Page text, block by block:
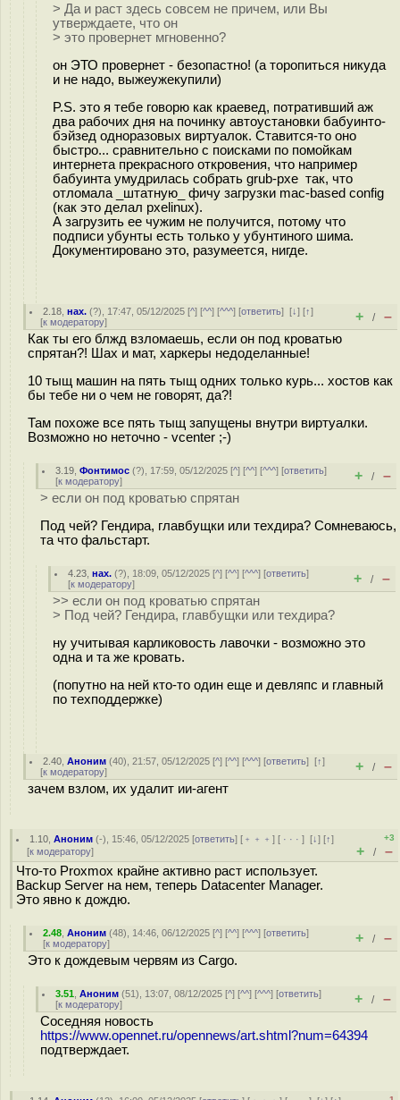
> Да и раст здесь совсем не причем, или Вы
утверждаете, что он
> это провернет мгновенно?
он ЭТО провернет - безопастно! (а торопиться никуда
и не надо, выжеужекупили)
P.S. это я тебе говорю как краевед, потративший аж
два рабочих дня на починку автоустановки бабуинто-
бэйзед одноразовых виртуалок. Ставится-то оно
быстро... сравнительно с поисками по помойкам
интернета прекрасного откровения, что например
бабуинта умудрилась собрать grub-pxe так, что
отломала _штатную_ фичу загрузки mac-based config
(как это делал pxelinux).
А загрузить ее чужим не получится, потому что
подписи убунты есть только у убунтиного шима.
Документировано это, разумеется, нигде.
2.18 ,нах. (?), 17:47, 05/12/2025 [^] [^^] [^^^] [ответить][↓] [↑]
[к модератору] + / –
Как ты его блжд взломаешь, если он под кроватью
спрятан?! Шах и мат, харкеры недоделанные!
10 тыщ машин на пять тыщ одних только курь... хостов как
бы тебе ни о чем не говорят, да?!
Там похоже все пять тыщ запущены внутри виртуалки.
Возможно но неточно - vcenter ;-)
3.19 ,Фонтимос (?), 17:59, 05/12/2025 [^] [^^] [^^^] [ответить]
[к модератору] + / –
> если он под кроватью спрятан
Под чей? Гендира, главбущки или техдира? Сомневаюсь,
та что фальстарт.
4.23 ,нах. (?), 18:09, 05/12/2025 [^] [^^] [^^^] [ответить]
[к модератору] + / –
>> если он под кроватью спрятан
> Под чей? Гендира, главбущки или техдира?
ну учитывая карликовость лавочки - возможно это
одна и та же кровать.
(попутно на ней кто-то один еще и девляпс и главный
по техподдержке)
2.40 ,Аноним (40), 21:57, 05/12/2025 [^] [^^] [^^^] [ответить][↑]
[к модератору] + / –
зачем взлом, их удалит ии-агент
1.10 ,Аноним (-), 15:46, 05/12/2025 [ответить] [ ﹢﹢﹢] [ · · ·][↓] [↑]
[к модератору]
+3
+ / –
Что-то Proxmox крайне активно раст использует.
Backup Server на нем, теперь Datacenter Manager.
Это явно к дождю.
2.48 ,Аноним (48), 14:46, 06/12/2025 [^] [^^] [^^^] [ответить]
[к модератору] + / –
Это к дождевым червям из Cargo.
3.51 ,Аноним (51), 13:07, 08/12/2025 [^] [^^] [^^^] [ответить]
[к модератору] + / –
Соседняя новость
https://www.opennet.ru/opennews/art.shtml?num=64394
подтверждает.